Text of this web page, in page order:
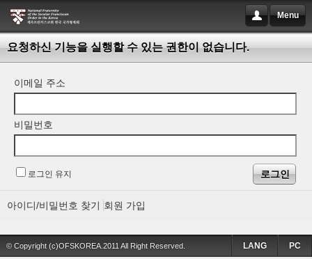
Menu
요청하신 기능을 실행할 수 있는 권한이 없습니다.
이메일 주소
비밀번호
로그인 유지
아이디/비밀번호 찾기 회원 가입
© Copyright (c)OFSKOREA.2011 All Right Reserved. PC
LANG